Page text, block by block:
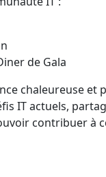
de Gala
chaleureuse et
IT actuels,
contribuer à